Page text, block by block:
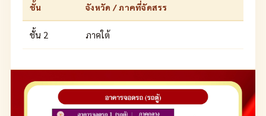
ชั้น จังหวัด / ภาคที่จัดสรร
ชั้น 2 ภาคใต้